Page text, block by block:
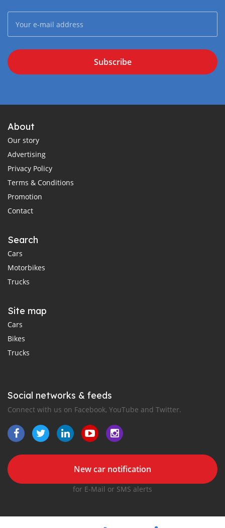
Subscribe
About
Our story
Advertising
Privacy Policy
Terms & Conditions
Promotion
Contact
Search
Cars
Motorbikes
Trucks
Site map
Cars
Bikes
Trucks
Social networks & feeds
Connect with us on Facebook, YouTube and Twitter.
New car notification
for E-Mail or SMS alerts